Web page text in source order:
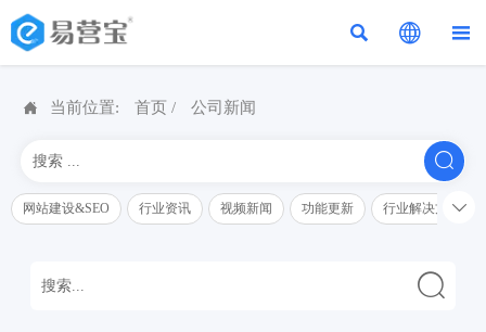
  
 当前位置: 首页 / 公司新闻

网站建设&SEO 行业资讯 视频新闻 功能更新 行业解决方案解读

